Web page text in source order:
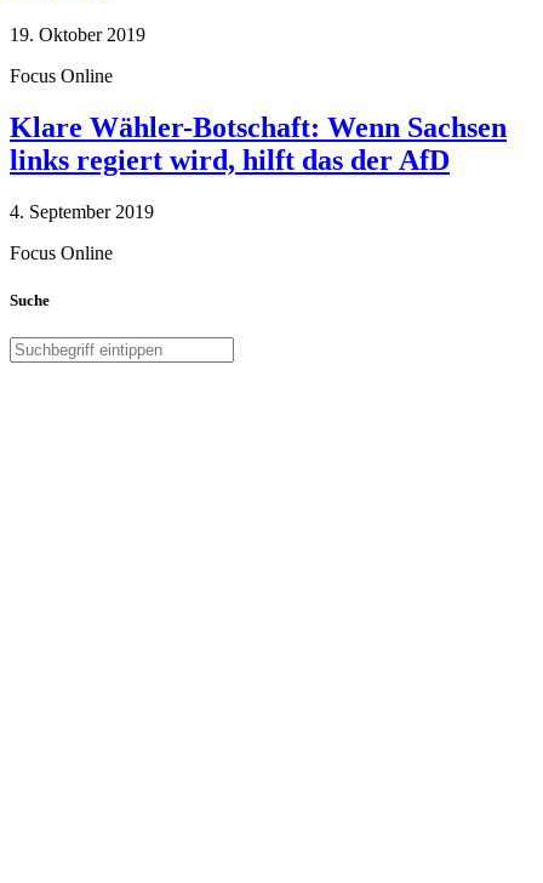
19. Oktober 2019
Focus Online
Klare Wähler-Botschaft: Wenn Sachsen
links regiert wird, hilft das der AfD
4. September 2019
Focus Online
Suche